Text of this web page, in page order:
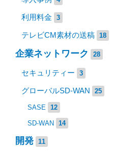
利用料金 3
テレビCM素材の送稿 18
企業ネットワーク 28
セキュリティー 3
グローバルSD-WAN 25
SASE 12
SD-WAN 14
開発 11